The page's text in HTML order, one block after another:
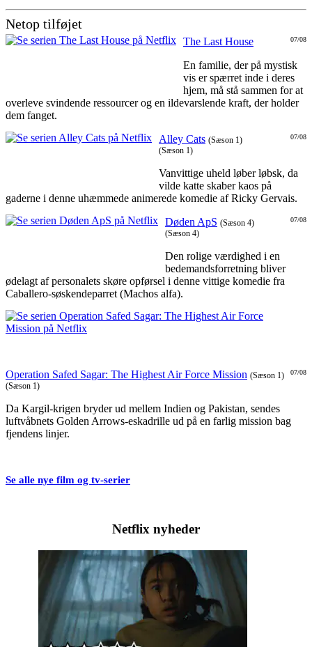
Netop tilføjet
07/08
The Last House
En familie, der på mystisk
vis er spærret inde i deres
hjem, må stå sammen for at
overleve svindende ressourcer og en ildevarslende kraft, der holder
dem fanget.
07/08
Alley Cats (Sæson 1)
(Sæson 1)
Vanvittige uheld løber løbsk, da
vilde katte skaber kaos på
gaderne i denne uhæmmede animerede komedie af Ricky Gervais.
07/08
Døden ApS (Sæson 4)
(Sæson 4)
Den rolige værdighed i en
bedemandsforretning bliver
ødelagt af personalets skøre opførsel i denne vittige komedie fra
Caballero-søskendeparret (Machos alfa).
07/08
Operation Safed Sagar: The Highest Air Force Mission (Sæson 1)
(Sæson 1)
Da Kargil-krigen bryder ud mellem Indien og Pakistan, sendes
luftvåbnets Golden Arrows-eskadrille ud på en farlig mission bag
fjendens linjer.
Se alle nye film og tv-serier
Netflix nyheder